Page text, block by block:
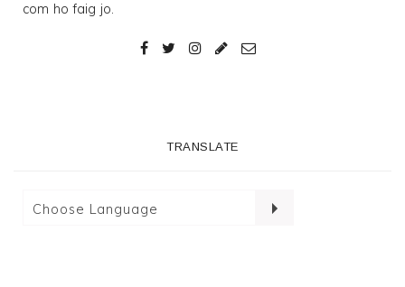
com ho faig jo.
TRANSLATE